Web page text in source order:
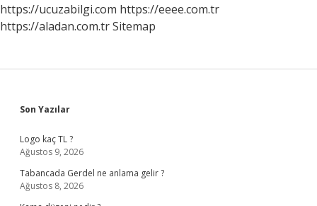
https://ucuzabilgi.com https://eeee.com.tr
https://aladan.com.trSitemap
Sidebar
Son Yazılar
Logo kaç TL ?
Ağustos 9, 2026
Tabancada Gerdel ne anlama gelir ?
Ağustos 8, 2026